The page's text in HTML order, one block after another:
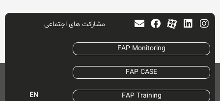
مشارکت های اجتماعی
FAP Monitoring
FAP CASE
FAP Training
EN